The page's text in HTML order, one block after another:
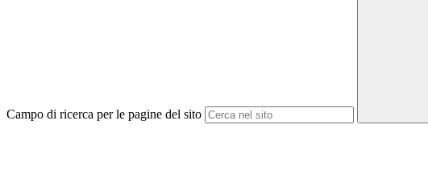
Campo di ricerca per le pagine del sito